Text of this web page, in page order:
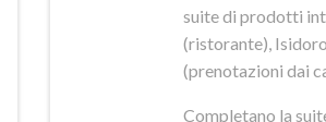
suite di prodotti
(ristorante),
(prenotazioni dai
Completano la